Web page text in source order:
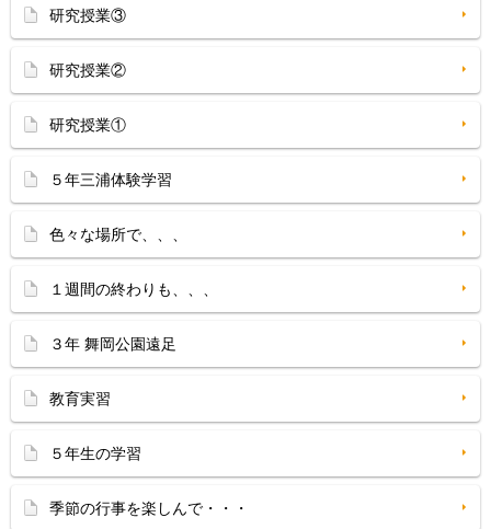
研究授業③
研究授業②
研究授業①
５年三浦体験学習
色々な場所で、、、
１週間の終わりも、、、
３年 舞岡公園遠足
教育実習
５年生の学習
季節の行事を楽しんで・・・